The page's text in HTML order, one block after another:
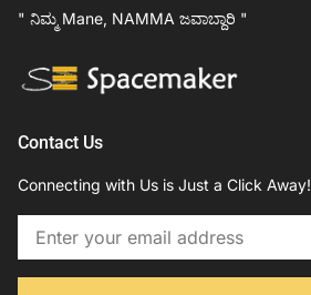
" ನಿಮ್ಮ Mane, NAMMA ಜವಾಬ್ದಾರಿ "
Contact Us
Connecting with Us is Just a Click Away!
Email